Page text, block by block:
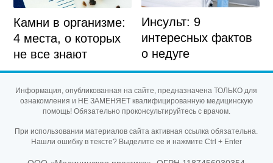
Камни в организме:
4 места, о которых
не все знают
Инсульт: 9
интересных фактов
о недуге
Информация, опубликованная на сайте, предназначена ТОЛЬКО для
ознакомления и НЕ ЗАМЕНЯЕТ квалифицированную медицинскую
помощь! Обязательно проконсультируйтесь с врачом.
При использовании материалов сайта активная ссылка обязательна.
Нашли ошибку в тексте? Выделите ее и нажмите Ctrl + Enter